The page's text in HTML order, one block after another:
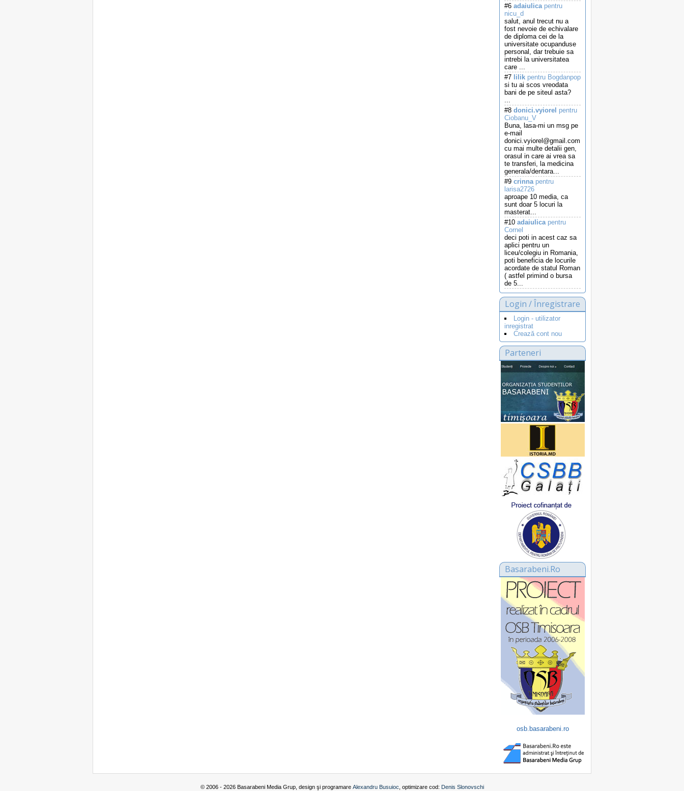
#6 adaiulicapentru
nicu_d
salut, anul trecut nu a
fost nevoie de echivalare
de diploma cei de la
universitate ocupanduse
personal, dar trebuie sa
intrebi la universitatea
care ...
#7 lilik pentru Bogdanpop
si tu ai scos vreodata
bani de pe siteul asta?
...
#8 donici.vyiorel pentru
Ciobanu_V
Buna, lasa-mi un msg pe
e-mail
donici.vyiorel@gmail.com
cu mai multe detalii gen,
orasul in care ai vrea sa
te transferi, la medicina
generala/dentara...
#9 crinnapentru
larisa2726
aproape 10 media, ca
sunt doar 5 locuri la
masterat...
#10 adaiulicapentru
Cornel
deci poti in acest caz sa
aplici pentru un
liceu/colegiu in Romania,
poti beneficia de locurile
acordate de statul Roman
( astfel primind o bursa
de 5...
Login / Înregistrare
Login - utilizator
inregistrat
Crează cont nou
Parteneri
Basarabeni.Ro
osb.basarabeni.ro
© 2006 - 2026 Basarabeni Media Grup, design şi programare Alexandru Busuioc , optimizare cod: Denis Slonovschi